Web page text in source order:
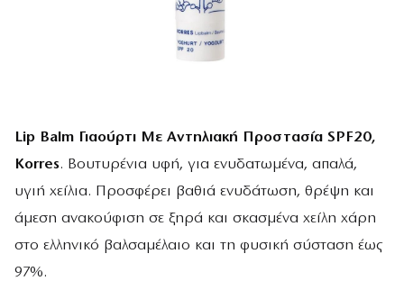
Lip Balm Γιαούρτι Με Αντηλιακή Προστασία SPF20,
Korres. Βουτυρένια υφή, για ενυδατωμένα, απαλά,
υγιή χείλια. Προσφέρει βαθιά ενυδάτωση, θρέψη και
άμεση ανακούφιση σε ξηρά και σκασμένα χείλη χάρη
στο ελληνικό βαλσαμέλαιο και τη φυσική σύσταση έως
97%.